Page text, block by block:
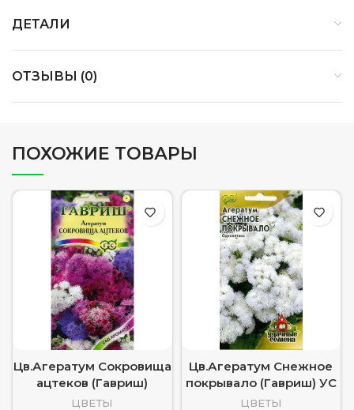
ДЕТАЛИ
ОТЗЫВЫ (0)
ПОХОЖИЕ ТОВАРЫ
Цв.Агератум Сокровища
ацтеков (Гавриш)
ЦВЕТЫ
Цв.Агератум Снежное
покрывало (Гавриш) УС
ЦВЕТЫ